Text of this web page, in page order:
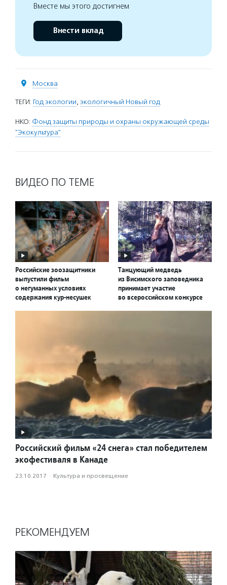
Вместе мы этого достигнем
Внести вклад
Москва
ТЕГИ: Год экологии, экологичный Новый год
НКО: Фонд защиты природы и охраны окружающей среды
"Экокультура"
ВИДЕО ПО ТЕМЕ
Российские зоозащитники
выпустили фильм
о негуманных условиях
содержания кур-несушек
Танцующий медведь
из Висимского заповедника
принимает участие
во всероссийском конкурсе
Российский фильм «24 снега» стал победителем
экофестиваля в Канаде
23.10.2017 · Культура и просвещение
РЕКОМЕНДУЕМ